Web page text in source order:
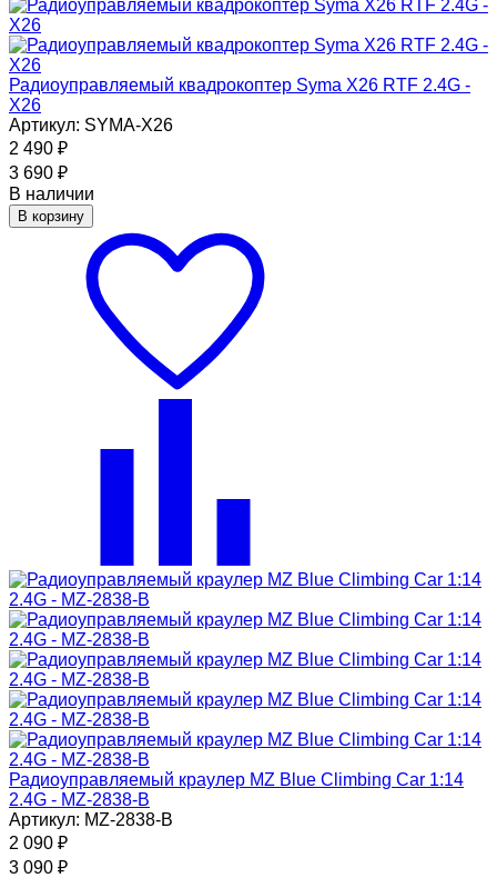
Радиоуправляемый квадрокоптер Syma X26 RTF 2.4G -
X26
Артикул: SYMA-X26
2 490 ₽
3 690 ₽
В наличии
В корзину
Радиоуправляемый краулер MZ Blue Climbing Car 1:14
2.4G - MZ-2838-B
Артикул: MZ-2838-B
2 090 ₽
3 090 ₽